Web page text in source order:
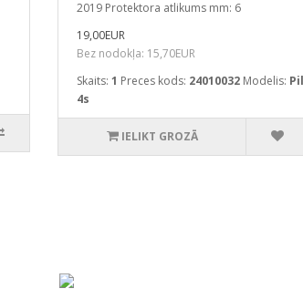
2019 Protektora atlikums mm: 6
19,00EUR
Bez nodokļa: 15,70EUR
Skaits: 1 Preces kods: 24010032 Modelis:
4s
IELIKT GROZĀ